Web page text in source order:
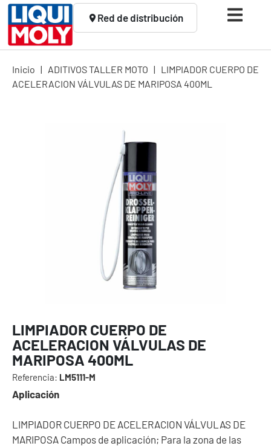
Red de distribución
Inicio | ADITIVOS TALLER MOTO | LIMPIADOR CUERPO DE
ACELERACION VÁLVULAS DE MARIPOSA 400ML
LIMPIADOR CUERPO DE
ACELERACION VÁLVULAS DE
MARIPOSA 400ML
Referencia: LM5111-M
Aplicación
LIMPIADOR CUERPO DE ACELERACION VÁLVULAS DE
MARIPOSA Campos de aplicación; Para la zona de las